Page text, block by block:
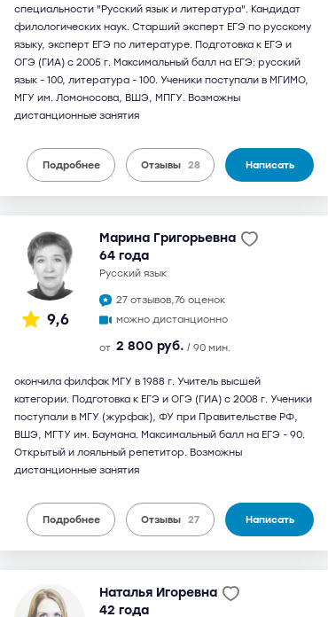
специальности "Русский язык и литература". Кандидат
филологических наук. Старший эксперт ЕГЭ по русскому
языку, эксперт ЕГЭ по литературе. Подготовка к ЕГЭ и
ОГЭ (ГИА) с 2005 г. Максимальный балл на ЕГЭ: русский
язык - 100, литература - 100. Ученики поступали в МГИМО,
МГУ им. Ломоносова, ВШЭ, МПГУ. Возможны
дистанционные занятия
Подробнее Отзывы 28 Написать
9,6
Марина Григорьевна
64 года
русский язык
27 отзывов,76 оценок
можно дистанционно
от 2 800 руб. / 90 мин.
окончила филфак МГУ в 1988 г. Учитель высшей
категории. Подготовка к ЕГЭ и ОГЭ (ГИА) с 2008 г. Ученики
поступали в МГУ (журфак), ФУ при Правительстве РФ,
ВШЭ, МГТУ им. Баумана. Максимальный балл на ЕГЭ - 90.
Открытый и лояльный репетитор. Возможны
дистанционные занятия
Подробнее Отзывы 27 Написать
Наталья Игоревна
42 года